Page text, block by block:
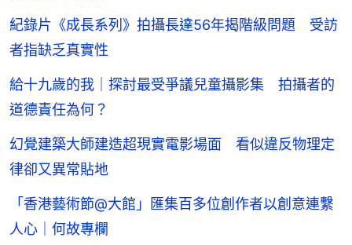
紀錄片《成長系列》拍攝長達56年揭階級問題 受訪
者指缺乏真實性
給十九歲的我｜探討最受爭議兒童攝影集 拍攝者的
道德責任為何？
幻覺建築大師建造超現實電影場面 看似違反物理定
律卻又異常貼地
「香港藝術節@大館」匯集百多位創作者以創意連繫
人心｜何故專欄